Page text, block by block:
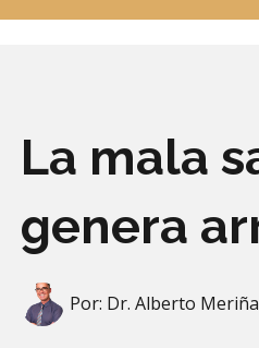
La mala
genera
Por: Dr. Alberto